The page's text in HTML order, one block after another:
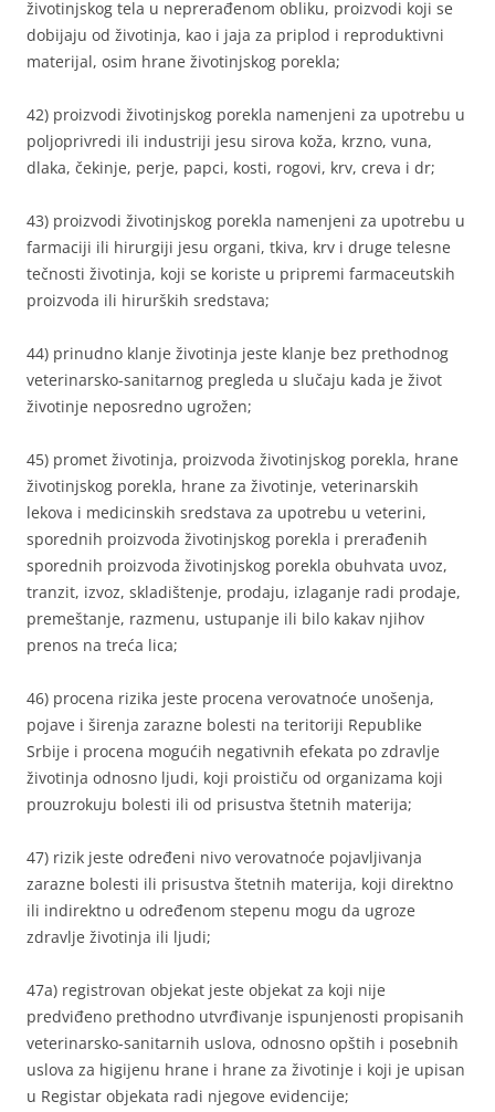
životinjskog tela u neprerađenom obliku, proizvodi koji se
dobijaju od životinja, kao i jaja za priplod i reproduktivni
materijal, osim hrane životinjskog porekla;
42) proizvodi životinjskog porekla namenjeni za upotrebu u
poljoprivredi ili industriji jesu sirova koža, krzno, vuna,
dlaka, čekinje, perje, papci, kosti, rogovi, krv, creva i dr;
43) proizvodi životinjskog porekla namenjeni za upotrebu u
farmaciji ili hirurgiji jesu organi, tkiva, krv i druge telesne
tečnosti životinja, koji se koriste u pripremi farmaceutskih
proizvoda ili hirurških sredstava;
44) prinudno klanje životinja jeste klanje bez prethodnog
veterinarsko-sanitarnog pregleda u slučaju kada je život
životinje neposredno ugrožen;
45) promet životinja, proizvoda životinjskog porekla, hrane
životinjskog porekla, hrane za životinje, veterinarskih
lekova i medicinskih sredstava za upotrebu u veterini,
sporednih proizvoda životinjskog porekla i prerađenih
sporednih proizvoda životinjskog porekla obuhvata uvoz,
tranzit, izvoz, skladištenje, prodaju, izlaganje radi prodaje,
premeštanje, razmenu, ustupanje ili bilo kakav njihov
prenos na treća lica;
46) procena rizika jeste procena verovatnoće unošenja,
pojave i širenja zarazne bolesti na teritoriji Republike
Srbije i procena mogućih negativnih efekata po zdravlje
životinja odnosno ljudi, koji proističu od organizama koji
prouzrokuju bolesti ili od prisustva štetnih materija;
47) rizik jeste određeni nivo verovatnoće pojavljivanja
zarazne bolesti ili prisustva štetnih materija, koji direktno
ili indirektno u određenom stepenu mogu da ugroze
zdravlje životinja ili ljudi;
47a) registrovan objekat jeste objekat za koji nije
predviđeno prethodno utvrđivanje ispunjenosti propisanih
veterinarsko-sanitarnih uslova, odnosno opštih i posebnih
uslova za higijenu hrane i hrane za životinje i koji je upisan
u Registar objekata radi njegove evidencije;